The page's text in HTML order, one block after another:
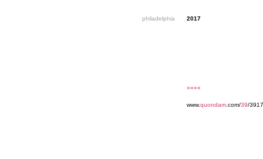
philadelphia 2017
««««
www.quondam .com/39/